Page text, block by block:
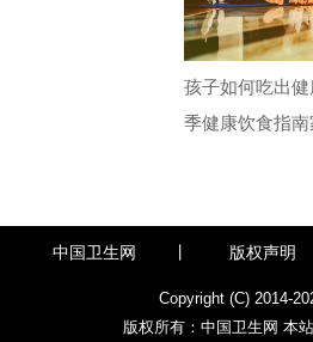
孩子如何吃出
季健康饮食指
中国卫生网 版权声明
Copyright (C) 2014-
版权所有：中国卫生网 本